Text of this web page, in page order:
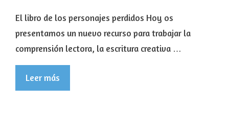
El libro de los personajes perdidos Hoy os
presentamos un nuevo recurso para trabajar la
comprensión lectora, la escritura creativa …
Leer más